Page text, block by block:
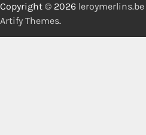
Copyright © 2026 leroymerlins.be
Artify Themes.